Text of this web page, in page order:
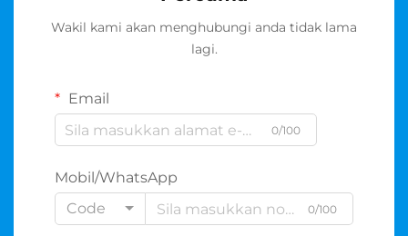
Wakil kami akan menghubungi anda tidak lama
lagi.
Email
0/100
Mobil/WhatsApp
Code
0/100